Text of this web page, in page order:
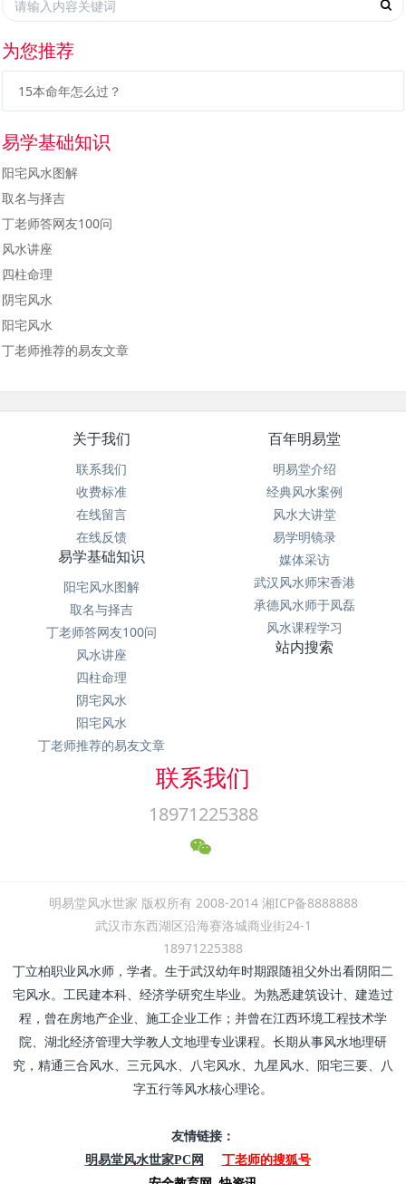
为您推荐
15本命年怎么过？
易学基础知识
阳宅风水图解
取名与择吉
丁老师答网友100问
风水讲座
四柱命理
阴宅风水
阳宅风水
丁老师推荐的易友文章
关于我们
联系我们
收费标准
在线留言
在线反馈
百年明易堂
明易堂介绍
经典风水案例
风水大讲堂
易学明镜录
媒体采访
武汉风水师宋香港
承德风水师于凤磊
风水课程学习
易学基础知识
阳宅风水图解
取名与择吉
丁老师答网友100问
风水讲座
四柱命理
阴宅风水
阳宅风水
丁老师推荐的易友文章
站内搜索
联系我们
18971225388
明易堂风水世家 版权所有 2008-2014 湘ICP备8888888
武汉市东西湖区沿海赛洛城商业街24-1
18971225388
丁立柏职业风水师，学者。生于武汉幼年时期跟随祖父外出看阴阳二
宅风水。工民建本科、经济学研究生毕业。为熟悉建筑设计、建造过
程，曾在房地产企业、施工企业工作；并曾在江西环境工程技术学
院、湖北经济管理大学教人文地理专业课程。长期从事风水地理研
究，精通三合风水、三元风水、八宅风水、九星风水、阳宅三要、八
字五行等风水核心理论。
友情链接：
明易堂风水世家PC网
丁老师的搜狐号